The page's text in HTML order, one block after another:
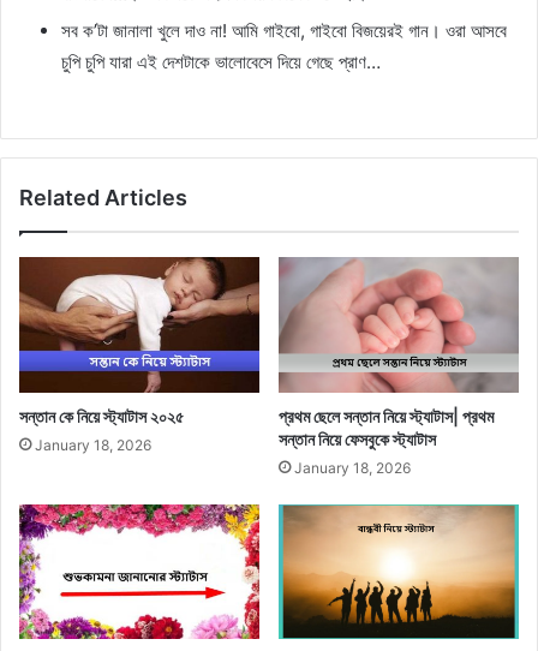
সব ক’টা জানালা খুলে দাও না! আমি গাইবো, গাইবো বিজয়েরই গান। ওরা আসবে
চুপি চুপি যারা এই দেশটাকে ভালোবেসে দিয়ে গেছে প্রাণ…
Related Articles
সন্তান কে নিয়ে স্ট্যাটাস ২০২৫
January 18, 2026
প্রথম ছেলে সন্তান নিয়ে স্ট্যাটাস| প্রথম
সন্তান নিয়ে ফেসবুকে স্ট্যাটাস
January 18, 2026